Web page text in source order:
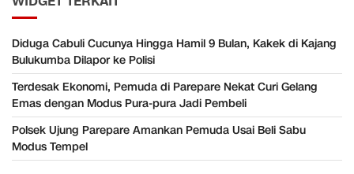
Diduga Cabuli Cucunya Hingga Hamil 9 Bulan, Kakek di Kajang
Bulukumba Dilapor ke Polisi
Terdesak Ekonomi, Pemuda di Parepare Nekat Curi Gelang
Emas dengan Modus Pura-pura Jadi Pembeli
Polsek Ujung Parepare Amankan Pemuda Usai Beli Sabu
Modus Tempel